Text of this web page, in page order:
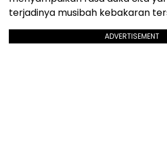
terjadinya musibah kebakaran
ADVERTISEMENT